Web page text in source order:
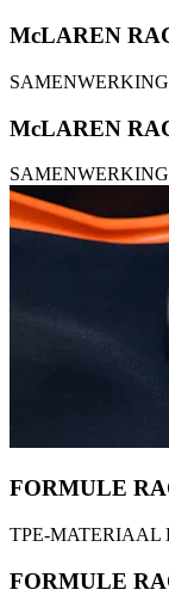
McLAREN
McLAREN
FORMULE
TPE-MATERIAAL
FORMULE